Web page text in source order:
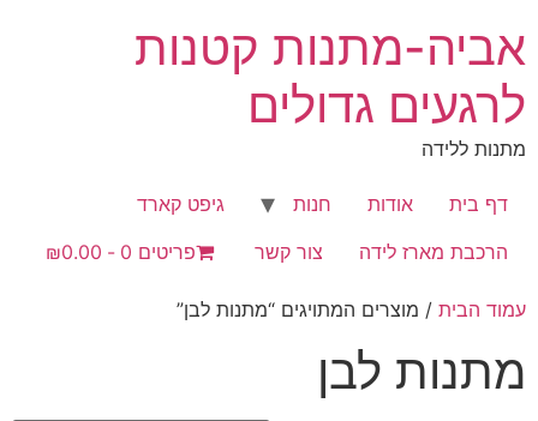
לתוכן
אביה-מתנות קטנות
לרגעים גדולים
מתנות ללידה
דף בית אודות חנות
גיפט קארד
הרכבת מארז לידה
צור קשר פריטים 0 ₪0.00
עמוד הבית / מוצרים המתויגים “מתנות לבן”
מתנות לבן